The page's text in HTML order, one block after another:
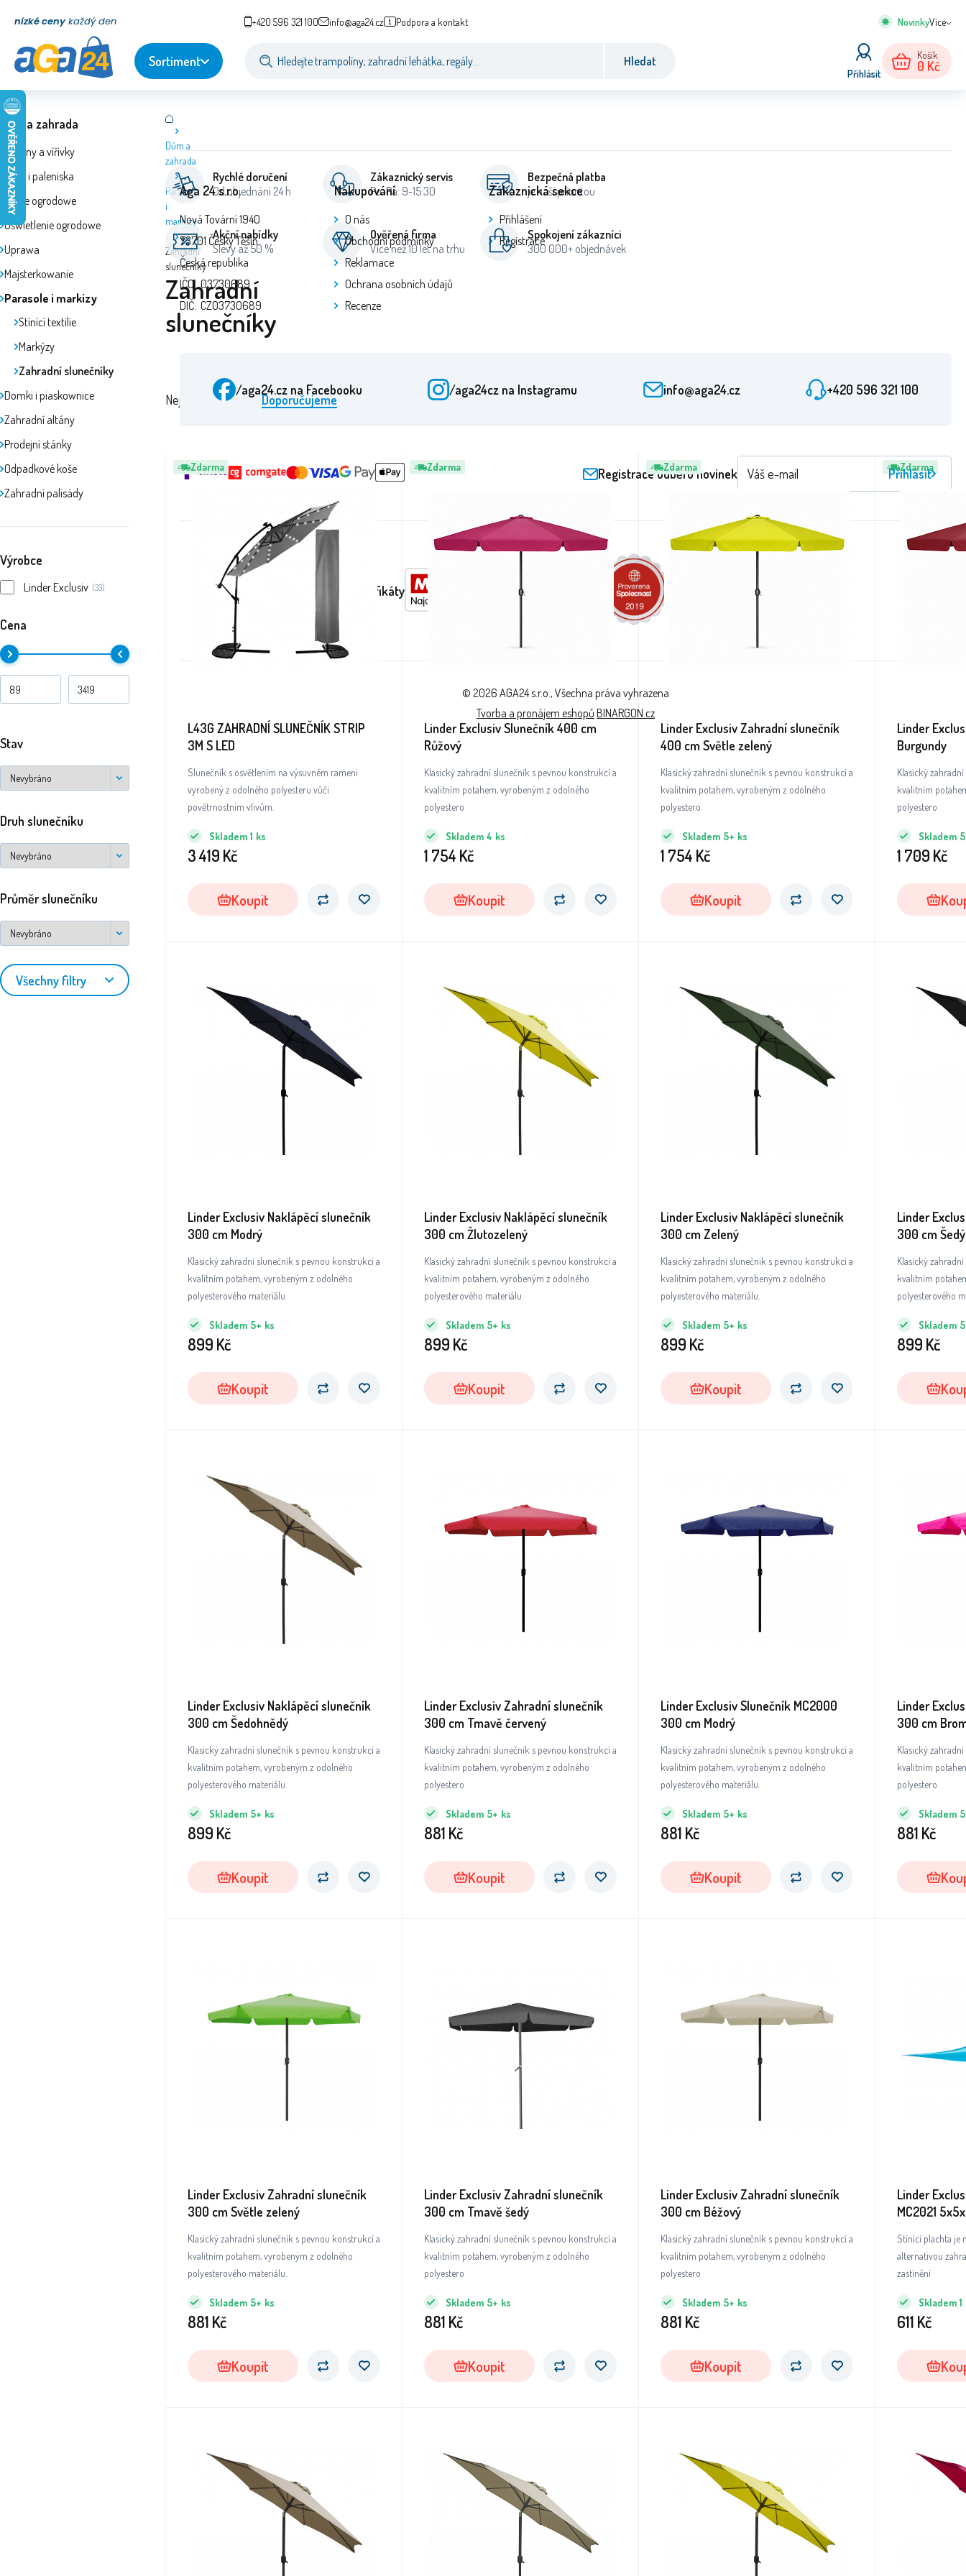
nízké ceny každý den Více
+420 596 321 100 info@aga24.cz Podpora a kontakt
Sortiment Hledat
Přihlásit
Košík
0 Kč
Dům a zahrada
Bazény a vířivky
Grille i paleniska
Meble ogrodowe
Oświetlenie ogrodowe
Uprawa
Majsterkowanie
Parasole i markizy
Stínící textilie
Markýzy
Zahradní slunečníky
Domki i piaskownice
Zahradní altány
Prodejní stánky
Odpadkové koše
Zahradní palisády
Výrobce
Linder Exclusiv (33)
Cena
Stav
Druh slunečníku
Průměr slunečníku
Všechny filtry
Dům a
zahrada
Parasole
i
markizy
Zahradní
slunečníky
Zahradní
slunečníky
Nejdražší NejlevnějšíDoporučujeme
Zdarma
L43G ZAHRADNÍ SLUNEČNÍK STRIP
3M S LED
Slunečník s osvětlením na výsuvném rameni
vyrobený z odolného polyesteru vůči
povětrnostním vlivům.
Skladem 1 ks
3 419 Kč
Koupit
Zdarma
Linder Exclusiv Slunečník 400 cm
Růžový
Klasický zahradní slunečník s pevnou konstrukcí a
kvalitním potahem, vyrobeným z odolného
polyestero
Skladem 4 ks
1 754 Kč
Koupit
Zdarma
Linder Exclusiv Zahradní slunečník
400 cm Světle zelený
Klasický zahradní slunečník s pevnou konstrukcí a
kvalitním potahem, vyrobeným z odolného
polyestero
Skladem 5+ ks
1 754 Kč
Koupit
Zdarma
Linder
Burgundy
Klasický
kvalitním
polyestero
Skladem
1 709 Kč
Linder Exclusiv Naklápěcí slunečník
300 cm Modrý
Klasický zahradní slunečník s pevnou konstrukcí a
kvalitním potahem, vyrobeným z odolného
polyesterového materiálu.
Skladem 5+ ks
899 Kč
Koupit
Linder Exclusiv Naklápěcí slunečník
300 cm Žlutozelený
Klasický zahradní slunečník s pevnou konstrukcí a
kvalitním potahem, vyrobeným z odolného
polyesterového materiálu.
Skladem 5+ ks
899 Kč
Koupit
Linder Exclusiv Naklápěcí slunečník
300 cm Zelený
Klasický zahradní slunečník s pevnou konstrukcí a
kvalitním potahem, vyrobeným z odolného
polyesterového materiálu.
Skladem 5+ ks
899 Kč
Koupit
Linder
300 cm Šedý
Klasický
kvalitním
polyesterového
Skladem
899 Kč
Linder Exclusiv Naklápěcí slunečník
300 cm Šedohnědý
Klasický zahradní slunečník s pevnou konstrukcí a
kvalitním potahem, vyrobeným z odolného
polyesterového materiálu.
Skladem 5+ ks
899 Kč
Koupit
Linder Exclusiv Zahradní slunečník
300 cm Tmavě červený
Klasický zahradní slunečník s pevnou konstrukcí a
kvalitním potahem, vyrobeným z odolného
polyestero
Skladem 5+ ks
881 Kč
Koupit
Linder Exclusiv Slunečník MC2000
300 cm Modrý
Klasický zahradní slunečník s pevnou konstrukcí a
kvalitním potahem, vyrobeným z odolného
polyesterového materiálu.
Skladem 5+ ks
881 Kč
Koupit
Linder
300 cm
Klasický
kvalitním
polyestero
Skladem
881 Kč
Linder Exclusiv Zahradní slunečník
300 cm Světle zelený
Klasický zahradní slunečník s pevnou konstrukcí a
kvalitním potahem, vyrobeným z odolného
polyesterového materiálu.
Skladem 5+ ks
881 Kč
Koupit
Linder Exclusiv Zahradní slunečník
300 cm Tmavě šedý
Klasický zahradní slunečník s pevnou konstrukcí a
kvalitním potahem, vyrobeným z odolného
polyestero
Skladem 5+ ks
881 Kč
Koupit
Linder Exclusiv Zahradní slunečník
300 cm Béžový
Klasický zahradní slunečník s pevnou konstrukcí a
kvalitním potahem, vyrobeným z odolného
polyestero
Skladem 5+ ks
881 Kč
Koupit
Linder
MC2021
Stínící plachta je
alternativou
zastínění
Skladem 1
611 Kč
Rychlé doručení
Od objednání 24 h
Zákaznický servis
Po-Pá: 9-15:30
Bezpečná platba
je naší prioritou
Akční nabídky
Slevy až 50 %
Ověřená firma
Více než 10 let na trhu
Spokojení zákazníci
300 000+ objednávek
Aga 24 s.r.o.
Nová Tovární 1940
73701 Český Těšín
Česká republika
IČO: 03730689
DIČ: CZ03730689
Nakupování
O nás
Obchodní podmínky
Reklamace
Ochrana osobních údajů
Recenze
Zákaznická sekce
Přihlášení
Registrace
/aga24.cz na Facebooku /aga24cz na Instagramu info@aga24.cz +420 596 321 100
Registrace odběru novinek Přihlásit
Ocenění a certifikáty
© 2026 AGA24 s.r.o., Všechna práva vyhrazena
Tvorba a pronájem eshopů BINARGON.cz